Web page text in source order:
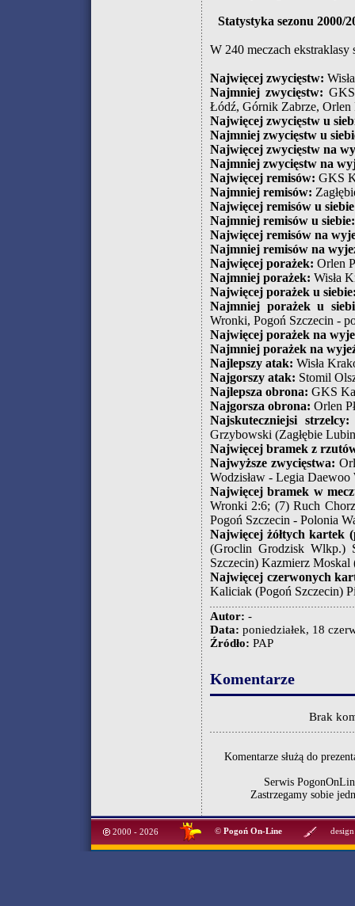
Statystyka sezonu 2000/
W 240 meczach
Najwięcej zwycięstw:
Najmniej zwycięstw:
Łódź, Górnik Zabrze, Orlen
Najwięcej zwycięstw u
Najmniej zwycięstw u
Najwięcej zwycięstw na
Najmniej zwycięstw na
Najwięcej remisów: GKS
Najmniej remisów:
Najwięcej remisów u
Najmniej remisów u siebie:
Najwięcej remisów na
Najmniej remisów na
Najwięcej porażek: Orlen
Najmniej porażek: Wisła
Najwięcej porażek u
Najmniej porażek u
Wronki, Pogoń Szczecin -
Najwięcej porażek na
Najmniej porażek na
Najlepszy atak: Wisła
Najgorszy atak: Stomil
Najlepsza obrona: GKS
Najgorsza obrona: Orlen
Najskuteczniejsi strzelcy:
Grzybowski (Zagłębie
Najwięcej bramek z
Najwyższe zwycięstwa:
Wodzisław - Legia Daewoo
Najwięcej bramek w
Wronki 2:6; (7) Ruch
Pogoń Szczecin - Polonia
Najwięcej żółtych kartek
(Groclin Grodzisk Wlkp.)
Szczecin) Kazmierz Moskal
Najwięcej czerwonych
Kaliciak (Pogoń Szczecin)
Autor: -
Data: poniedziałek, 18
Źródło: PAP
Komentarze
Brak
Komentarze służą do
Serwis
Zastrzegamy sobie
2000 - 2026 © Pogoń On-Line